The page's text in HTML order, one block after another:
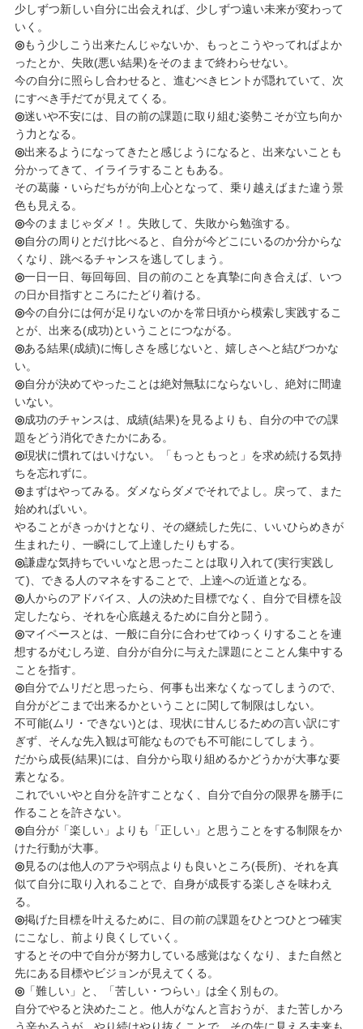
少しずつ新しい自分に出会えれば、少しずつ遠い未来が変わって
いく。
◎もう少しこう出来たんじゃないか、もっとこうやってればよか
ったとか、失敗(悪い結果)をそのままで終わらせない。
今の自分に照らし合わせると、進むべきヒントが隠れていて、次
にすべき手だてが見えてくる。
◎迷いや不安には、目の前の課題に取り組む姿勢こそが立ち向か
う力となる。
◎出来るようになってきたと感じようになると、出来ないことも
分かってきて、イライラすることもある。
その葛藤・いらだちがが向上心となって、乗り越えばまた違う景
色も見える。
◎今のままじゃダメ！。失敗して、失敗から勉強する。
◎自分の周りとだけ比べると、自分が今どこにいるのか分からな
くなり、跳べるチャンスを逃してしまう。
◎一日一日、毎回毎回、目の前のことを真摯に向き合えば、いつ
の日か目指すところにたどり着ける。
◎今の自分には何が足りないのかを常日頃から模索し実践するこ
とが、出来る(成功)ということにつながる。
◎ある結果(成績)に悔しさを感じないと、嬉しさへと結びつかな
い。
◎自分が決めてやったことは絶対無駄にならないし、絶対に間違
いない。
◎成功のチャンスは、成績(結果)を見るよりも、自分の中での課
題をどう消化できたかにある。
◎現状に慣れてはいけない。「もっともっと」を求め続ける気持
ちを忘れずに。
◎まずはやってみる。ダメならダメでそれでよし。戻って、また
始めればいい。
やることがきっかけとなり、その継続した先に、いいひらめきが
生まれたり、一瞬にして上達したりもする。
◎謙虚な気持ちでいいなと思ったことは取り入れて(実行実践し
て)、できる人のマネをすることで、上達への近道となる。
◎人からのアドバイス、人の決めた目標でなく、自分で目標を設
定したなら、それを心底越えるために自分と闘う。
◎マイペースとは、一般に自分に合わせてゆっくりすることを連
想するがむしろ逆、自分が自分に与えた課題にとことん集中する
ことを指す。
◎自分でムリだと思ったら、何事も出来なくなってしまうので、
自分がどこまで出来るかということに関して制限はしない。
不可能(ムリ・できない)とは、現状に甘んじるための言い訳にす
ぎず、そんな先入観は可能なものでも不可能にしてしまう。
だから成長(結果)には、自分から取り組めるかどうかが大事な要
素となる。
これでいいやと自分を許すことなく、自分で自分の限界を勝手に
作ることを許さない。
◎自分が「楽しい」よりも「正しい」と思うことをする制限をか
けた行動が大事。
◎見るのは他人のアラや弱点よりも良いところ(長所)、それを真
似て自分に取り入れることで、自身が成長する楽しさを味わえ
る。
◎掲げた目標を叶えるために、目の前の課題をひとつひとつ確実
にこなし、前より良くしていく。
するとその中で自分が努力している感覚はなくなり、また自然と
先にある目標やビジョンが見えてくる。
◎「難しい」と、「苦しい・つらい」は全く別もの。
自分でやると決めたこと。他人がなんと言おうが、また苦しかろ